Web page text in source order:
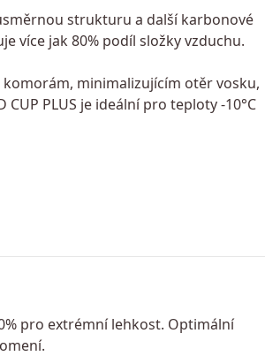
strukturu a další karbonové
více jak 80% podíl složky vzduchu.
komorám, minimalizujícím otěr vosku,
PLUS je ideální pro teploty -10°C
pro extrémní lehkost. Optimální